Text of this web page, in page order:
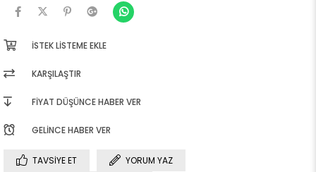
İSTEK LISTEME EKLE
KARŞILAŞTIR
FIYAT DÜŞÜNCE HABER VER
GELINCE HABER VER
TAVSIYE ET
YORUM YAZ